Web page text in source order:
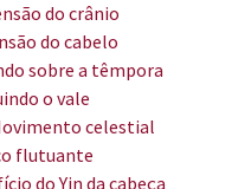
do crânio
do cabelo
sobre a têmpora
o vale
celestial
flutuante
do Yin da cabeça